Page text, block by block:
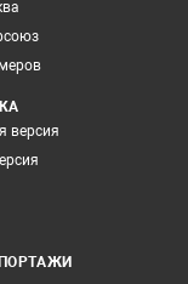
версия